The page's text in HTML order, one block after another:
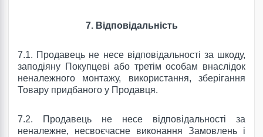
7. Відповідальність
7.1. Продавець не несе відповідальності за шкоду,
заподіяну Покупцеві або третім особам внаслідок
неналежного монтажу, використання, зберігання
Товару придбаного у Продавця.
7.2.
Продавець не несе відповідальності за
неналежне, несвоєчасне виконання Замовлень і